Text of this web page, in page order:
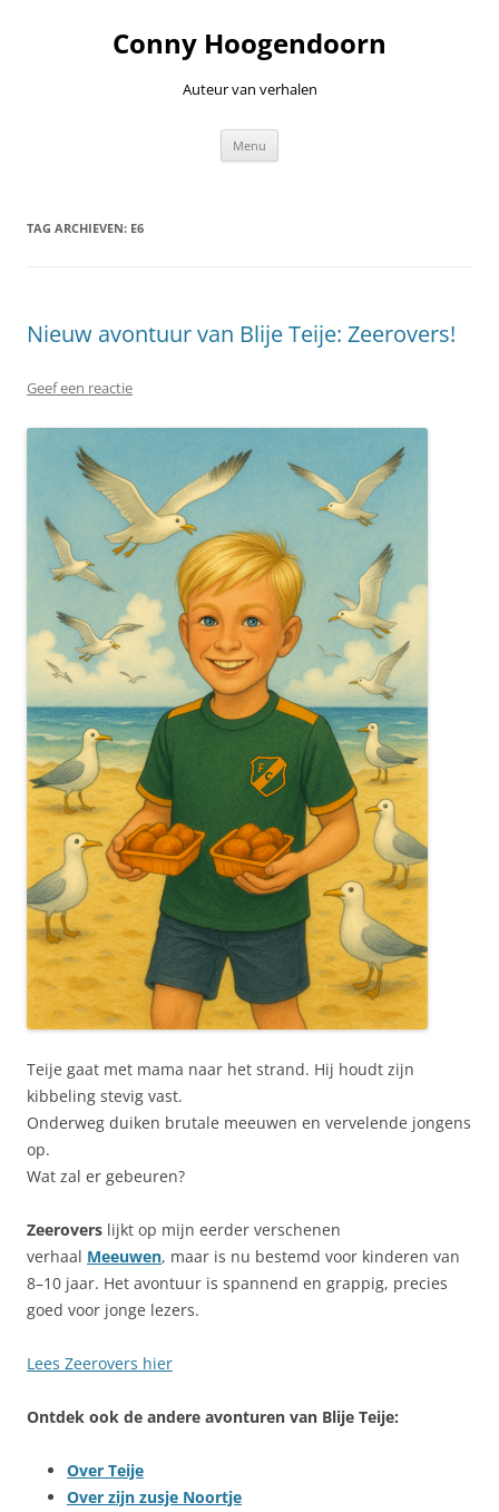
Conny Hoogendoorn
Auteur van verhalen
Menu
TAG ARCHIEVEN: E6
Nieuw avontuur van Blije Teije: Zeerovers!
Geef een reactie
Teije gaat met mama naar het strand. Hij houdt zijn
kibbeling stevig vast.
Onderweg duiken brutale meeuwen en vervelende jongens
op.
Wat zal er gebeuren?
Zeerovers lijkt op mijn eerder verschenen
verhaal Meeuwen, maar is nu bestemd voor kinderen van
8–10 jaar. Het avontuur is spannend en grappig, precies
goed voor jonge lezers.
Lees Zeerovers hier
Ontdek ook de andere avonturen van Blije Teije:
Over Teije
Over zijn zusje Noortje